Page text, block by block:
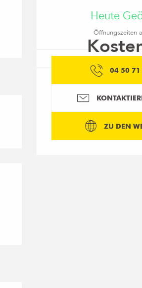
Heute
Öffnungszeiten
04 50
ZU DEN